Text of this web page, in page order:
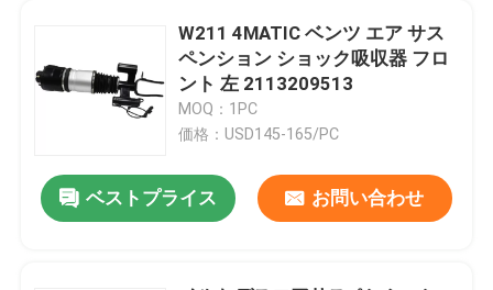
家へ
W211 4MATIC ベンツ エア サス
ペンション ショック吸収器 フロ
ント 左 2113209513
MOQ：1PC
価格：USD145-165/PC
ベストプライス お問い合わせ